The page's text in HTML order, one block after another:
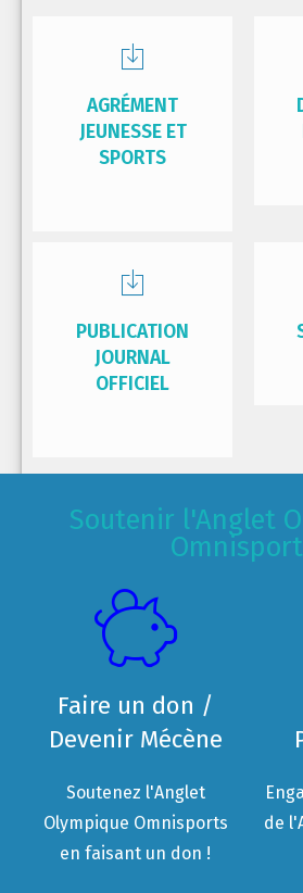
AGRÉMENT
JEUNESSE ET
SPORTS
PUBLICATION
JOURNAL
OFFICIEL
Soutenir l'Anglet
Faire un don /
Devenir Mécène
Soutenez l'Anglet
Olympique Omnisports
en faisant un don !
de